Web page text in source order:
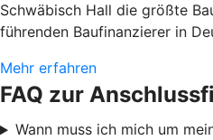
Schwäbisch Hall die größte
führenden Baufinanzierer in
Mehr erfahren
FAQ zur
Wann muss ich mich um